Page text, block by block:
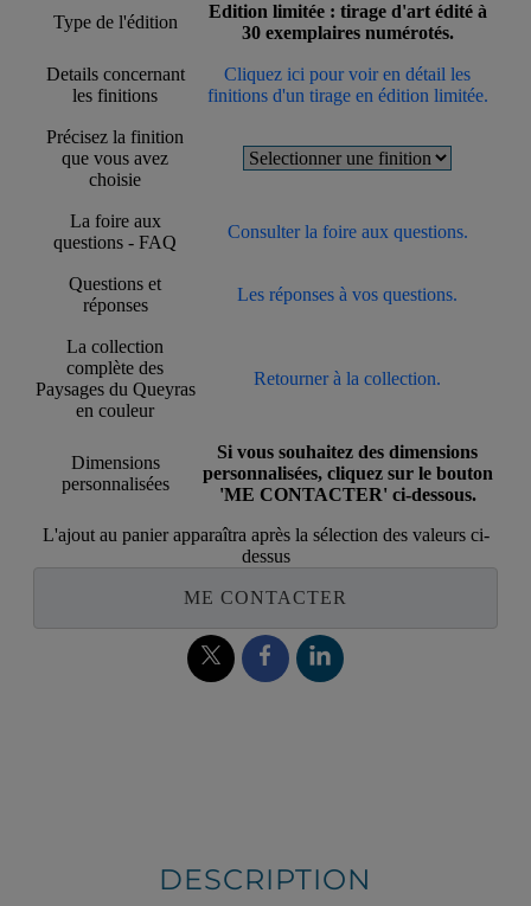
Type de l'édition
Edition limitée : tirage d'art édité à
30 exemplaires numérotés.
Details concernant
les finitions
Cliquez ici pour voir en détail les
finitions d'un tirage en édition limitée.
Précisez la finition
que vous avez
choisie
La foire aux
questions - FAQ
Consulter la foire aux questions.
Questions et
réponses
Les réponses à vos questions.
La collection
complète des
Paysages du Queyras
en couleur
Retourner à la collection.
Dimensions
personnalisées
Si vous souhaitez des dimensions
personnalisées, cliquez sur le bouton
'ME CONTACTER' ci-dessous.
L'ajout au panier apparaîtra après la sélection des valeurs ci-
dessus
ME CONTACTER
DESCRIPTION